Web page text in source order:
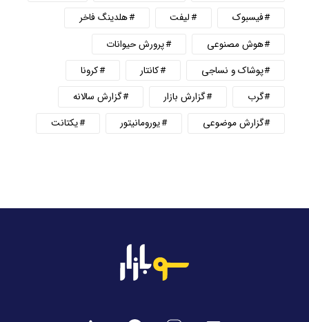
فیسبوک
لیفت
هلدینگ فاخر
هوش مصنوعی
پرورش حیوانات
پوشاک و نساجی
کانتار
کرونا
گرب
گزارش بازار
گزارش سالانه
گزارش موضوعی
یورومانیتور یکتانت